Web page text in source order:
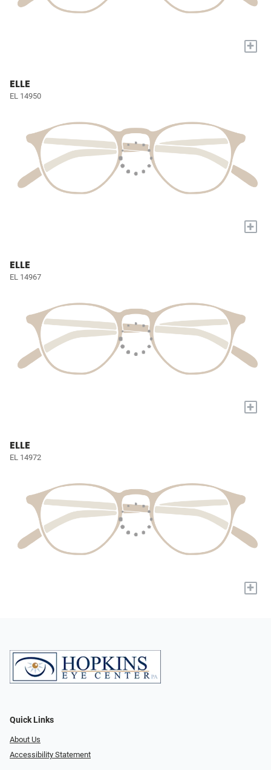
+
ELLE
EL 14950
+
ELLE
EL 14967
+
ELLE
EL 14972
+
Quick Links
About Us
Accessibility Statement